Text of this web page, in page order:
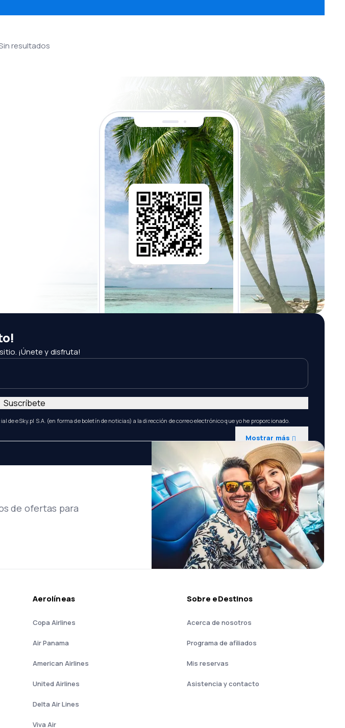
resultados
¡Únete y disfruta!
de eSky.pl S.A. (en forma de boletín de noticias) a la dirección de correo electrónico que yo he proporcionado.
Mostrar más
Suscríbete
de ofertas para
Aerolíneas
Copa Airlines
Air Panama
American Airlines
United Airlines
Delta Air Lines
Viva Air
Sobre eDestinos
Acerca de nosotros
Programa de afiliados
Mis reservas
Asistencia y contacto